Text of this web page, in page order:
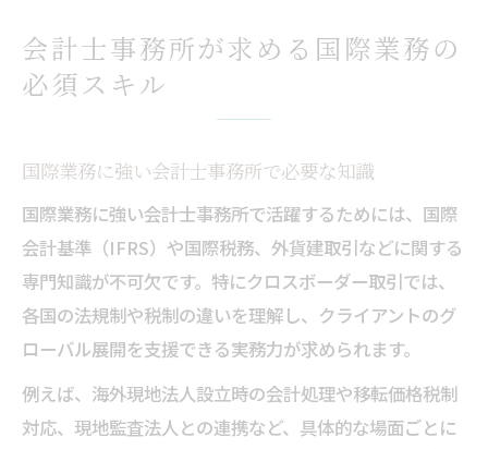
会計士事務所が求める国際業務の
必須スキル
国際業務に強い会計士事務所で必要な知識
国際業務に強い会計士事務所で活躍するためには、国際
会計基準（IFRS）や国際税務、外貨建取引などに関する
専門知識が不可欠です。特にクロスボーダー取引では、
各国の法規制や税制の違いを理解し、クライアントのグ
ローバル展開を支援できる実務力が求められます。
例えば、海外現地法人設立時の会計処理や移転価格税制
対応、現地監査法人との連携など、具体的な場面ごとに